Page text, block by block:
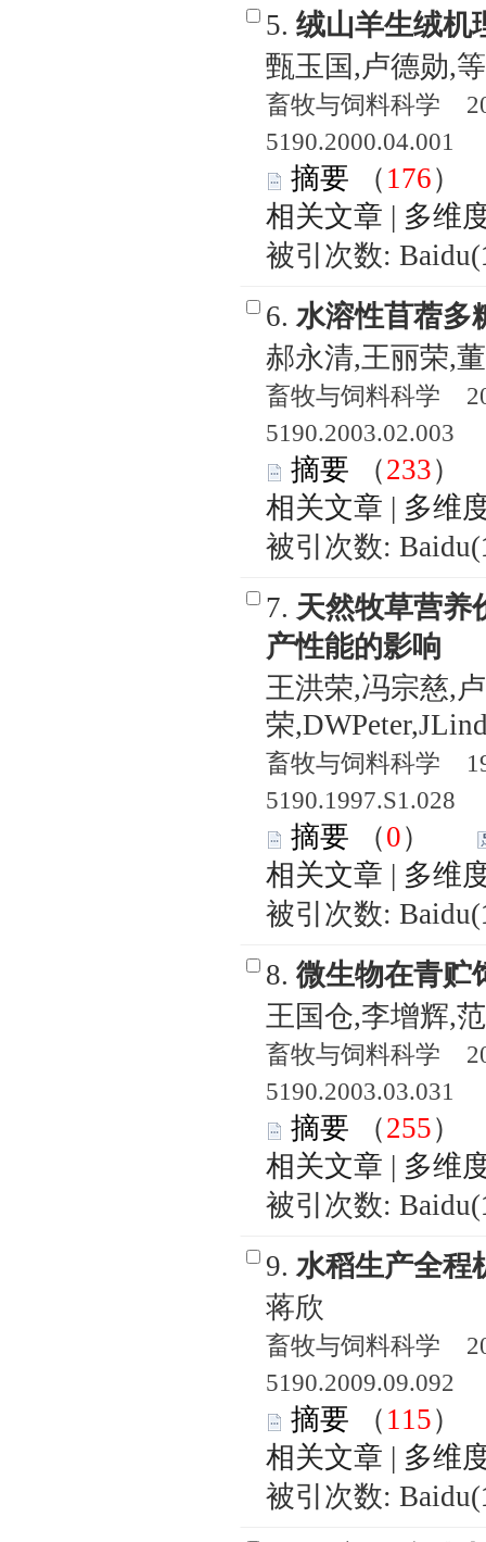
5. 绒山羊生绒机
甄玉国,卢德勋,等
畜牧与饲料科学
5190.2000.04.001
摘要 （ 176
相关文章 | 多维
被引次数: Baidu(
6.水溶性苜蓿多
郝永清,王丽荣,
畜牧与饲料科学
5190.2003.02.003
摘要 （233
相关文章 | 多维
被引次数: Baidu(
7. 天然牧草营养
产性能的影响
王洪荣,冯宗慈,
荣
畜牧与饲料科学
5190.1997.S1.028
摘要 （0）
相关文章 | 多维
被引次数: Baidu(
8. 微生物在青贮
王国仓,李增辉,
畜牧与饲料科学
5190.2003.03.031
摘要 （255
相关文章 | 多维
被引次数: Baidu(
9.水稻生产全程
蒋欣
畜牧与饲料科学
5190.2009.09.092
摘要 （ 115
相关文章 | 多维
被引次数: Baidu(